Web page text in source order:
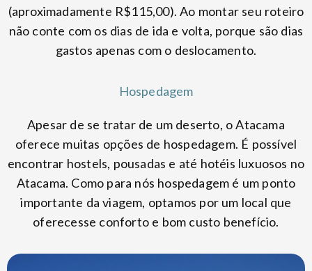
(aproximadamente R$115,00). Ao montar seu roteiro
não conte com os dias de ida e volta, porque são dias
gastos apenas com o deslocamento.
Hospedagem
Apesar de se tratar de um deserto, o Atacama
oferece muitas opções de hospedagem. É possível
encontrar hostels, pousadas e até hotéis luxuosos no
Atacama. Como para nós hospedagem é um ponto
importante da viagem, optamos por um local que
oferecesse conforto e bom custo benefício.